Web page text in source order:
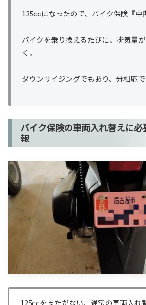
125ccになったので、バイク保険『中
バイクを乗り換えるたびに、排気量
く。
ダウンサイジングでもあり、分相応で
バイク保険の車両入れ替えに
報
125ccをまたがない、通常の車両入れ